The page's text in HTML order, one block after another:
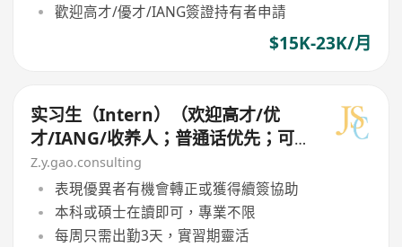
歡迎高才/優才/IANG簽證持有者申請
$15K-23K/月
实习生（Intern）（欢迎高才/优
才/IANG/收养人；普通话优先；可
转正/续签）
Z.y.gao.consulting
表現優異者有機會轉正或獲得續簽協助
本科或碩士在讀即可，專業不限
每周只需出勤3天，實習期靈活